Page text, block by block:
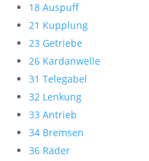
18 Auspuff
21 Kupplung
23 Getriebe
26 Kardanwelle
31 Telegabel
32 Lenkung
33 Antrieb
34 Bremsen
36 Räder